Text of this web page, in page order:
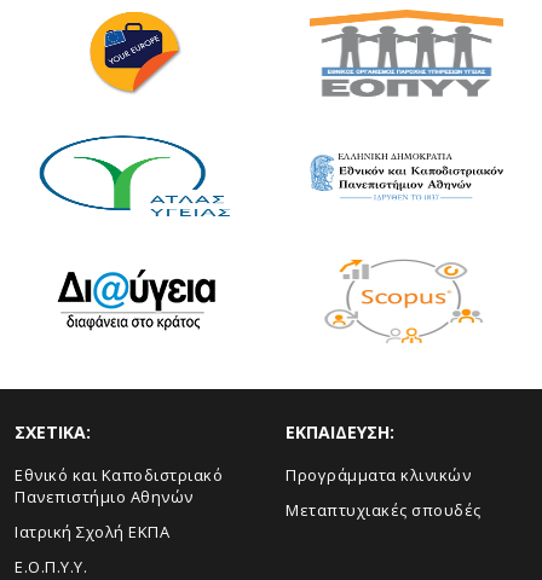
ΣΧΕΤΙΚΑ:
Εθνικό και Καποδιστριακό
Πανεπιστήμιο Αθηνών
Ιατρική Σχολή ΕΚΠΑ
Ε.Ο.Π.Υ.Υ.
ΕΚΠΑΙΔΕΥΣΗ:
Προγράμματα κλινικών
Μεταπτυχιακές σπουδές